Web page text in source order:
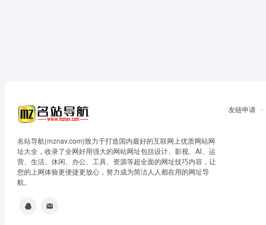
名站导航(mznav.com)致力于打造国内最好的互联网上优质网站网
址大全，收录了全网好用强大的网站网址包括设计、影视、AI、运
营、生活、休闲、办公、工具、资源等超全面的网址技巧内容，让
您的上网体验更便捷更放心，努力成为简洁人人都在用的网址导
航。
友链申请